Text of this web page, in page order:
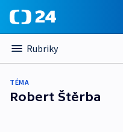
Rubriky
TÉMA
Robert Štěrba